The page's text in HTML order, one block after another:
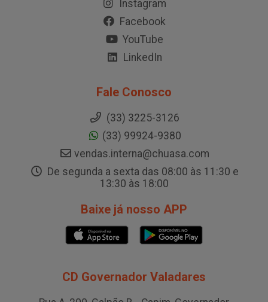
Instagram
Facebook
YouTube
LinkedIn
Fale Conosco
(33) 3225-3126
(33) 99924-9380
vendas.interna@chuasa.com
De segunda a sexta das 08:00 às 11:30 e
13:30 às 18:00
Baixe já nosso APP
CD Governador Valadares